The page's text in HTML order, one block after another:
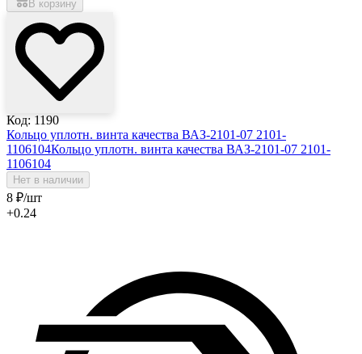
В корзину
Код: 1190
Кольцо уплотн. винта качества ВАЗ-2101-07 2101-
1106104Кольцо уплотн. винта качества ВАЗ-2101-07 2101-
1106104
Нет в наличии
8 ₽/шт
+0.24